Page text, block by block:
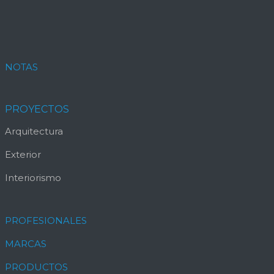
NOTAS
PROYECTOS
Arquitectura
Exterior
Interiorismo
PROFESIONALES
MARCAS
PRODUCTOS